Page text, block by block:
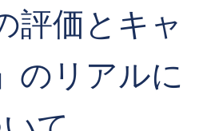
評価とキャ
のリアルに